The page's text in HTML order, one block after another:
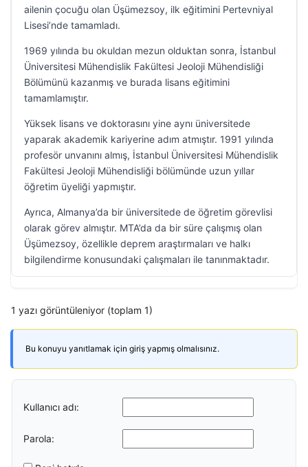
ailenin çocuğu olan Üşümezsoy, ilk eğitimini Pertevniyal
Lisesi’nde tamamladı.
1969 yılında bu okuldan mezun olduktan sonra, İstanbul
Üniversitesi Mühendislik Fakültesi Jeoloji Mühendisliği
Bölümünü kazanmış ve burada lisans eğitimini
tamamlamıştır.
Yüksek lisans ve doktorasını yine aynı üniversitede
yaparak akademik kariyerine adım atmıştır. 1991 yılında
profesör unvanını almış, İstanbul Üniversitesi Mühendislik
Fakültesi Jeoloji Mühendisliği bölümünde uzun yıllar
öğretim üyeliği yapmıştır.
Ayrıca, Almanya’da bir üniversitede de öğretim görevlisi
olarak görev almıştır. MTA’da da bir süre çalışmış olan
Üşümezsoy, özellikle deprem araştırmaları ve halkı
bilgilendirme konusundaki çalışmaları ile tanınmaktadır.
1 yazı görüntüleniyor (toplam 1)
Bu konuyu yanıtlamak için giriş yapmış olmalısınız.
Kullanıcı adı:
Parola: